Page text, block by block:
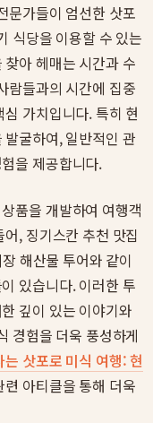
문가들이 엄선한 삿포
식당을 이용할 수 있는
아 헤매는 시간과 수
람들과의 시간에 집중
가치입니다. 특히 현
굴하여, 일반적인 관
을 제공합니다.
품을 개발하여 여행객
, 징기스칸 추천 맛집
해산물 투어와 같이
있습니다. 이러한 투
깊이 있는 이야기와
경험을 더욱 풍성하게
삿포로 미식 여행: 현
련 아티클을 통해 더욱